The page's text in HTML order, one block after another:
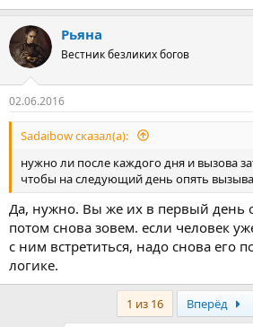
Рьяна
Вестник безликих богов
02.06.2016
Sadaibow сказал(а):
нужно ли после каждого дня и вызова
чтобы на следующий день опять
Да, нужно. Вы же их в первый день
потом снова зовем. если человек
с ним встретиться, надо снова его
логике.
1 из 16 Вперёд